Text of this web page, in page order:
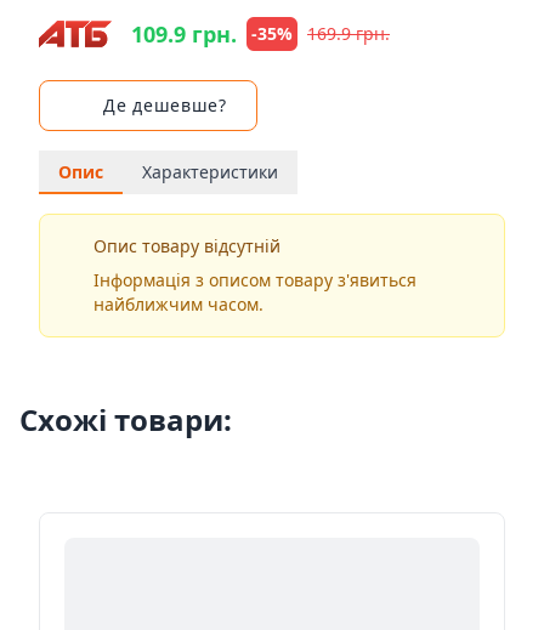
109.9 грн. -35% 169.9 грн.
Де дешевше?
Опис Характеристики
Опис товару відсутній
Інформація з описом товару з'явиться
найближчим часом.
Схожі товари: